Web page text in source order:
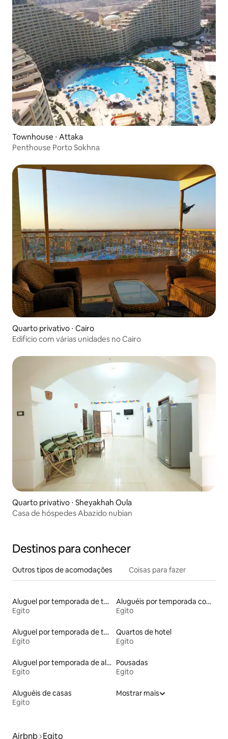
Townhouse ⋅ Attaka
Penthouse Porto Sokhna
Quarto privativo ⋅ Cairo
Edifício com várias unidades no Cairo
Quarto privativo ⋅ Sheyakhah Oula
Casa de hóspedes Abazido nubian
Destinos para conhecer
Outros tipos de acomodações Coisas para fazer
Aluguel por temporada de townhouses
Egito
Aluguéis por temporada com suítes privativas
Egito
Aluguel por temporada de tendas
Egito
Quartos de hotel
Egito
Aluguel por temporada de alojamentos ecológicos
Egito
Pousadas
Egito
Aluguéis de casas
Egito
Mostrar mais
Airbnb Egito